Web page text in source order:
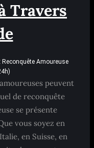
Travers
peuvent
de reconquête
se présente
vous soyez en
en Suisse, en